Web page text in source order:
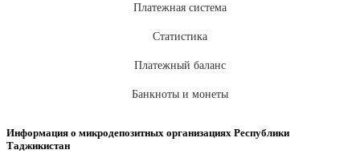
Платежная система
Статистика
Платежный баланс
Банкноты и монеты
Информация о микродепозитных организациях Республики
Таджикистан